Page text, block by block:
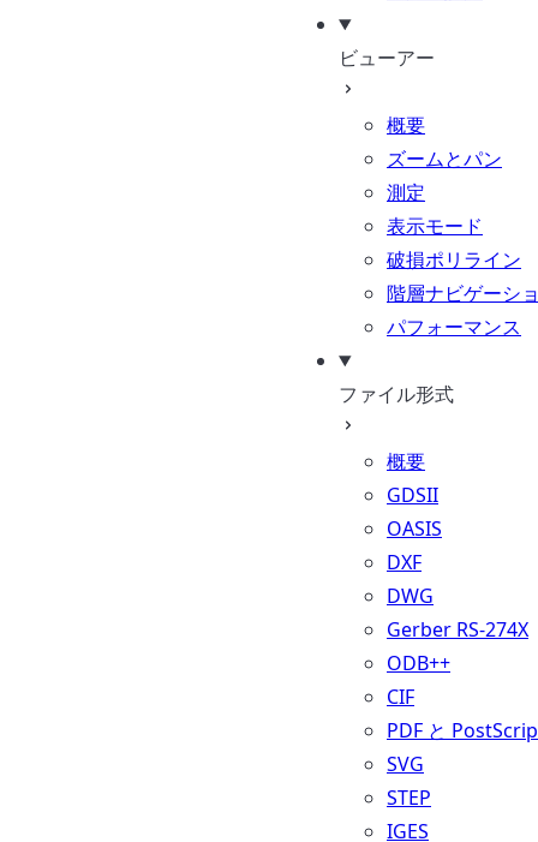
ビューアー
概要
ズームとパン
測定
表示モード
破損ポリライン
階層ナビゲーシ
パフォーマンス
ファイル形式
概要
GDSII
OASIS
DXF
DWG
Gerber RS-274X
ODB++
CIF
PDF と
SVG
STEP
IGES